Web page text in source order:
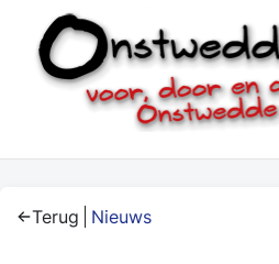
Terug Nieuws